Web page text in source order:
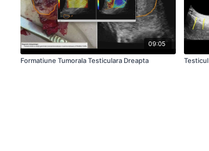
09:05
Formatiune Tumorala Testiculara Dreapta Testicul